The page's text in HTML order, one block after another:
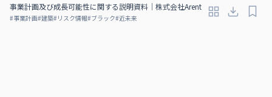
事業計画及び成長可能性に関する説明資料｜株式会社Arent
#事業計画#建築#リスク情報#ブラック#近未来